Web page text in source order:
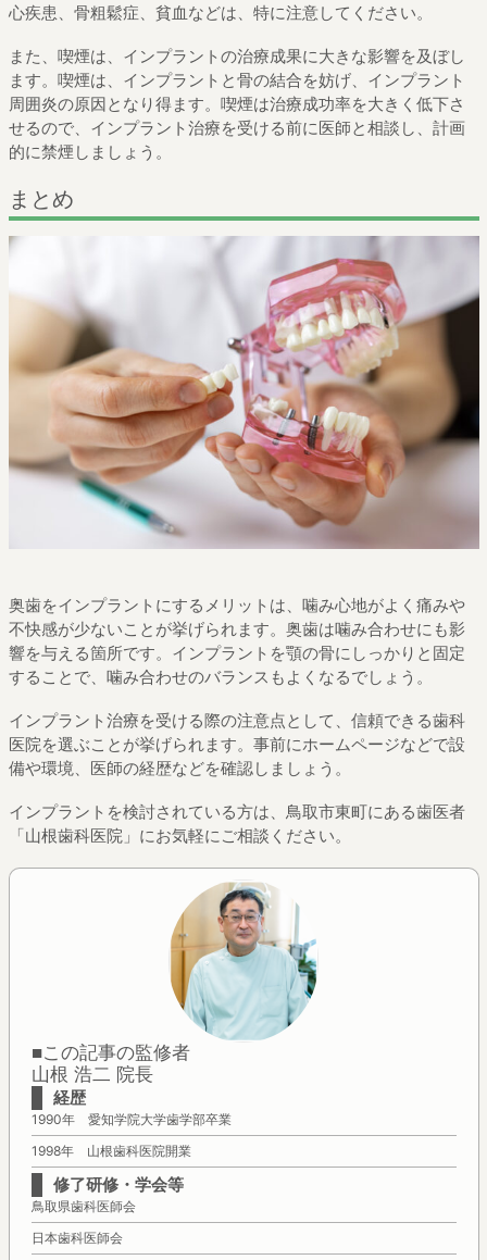
心疾患、骨粗鬆症、貧血などは、特に注意してください。
また、喫煙は、インプラントの治療成果に大きな影響を及ぼし
ます。喫煙は、インプラントと骨の結合を妨げ、インプラント
周囲炎の原因となり得ます。喫煙は治療成功率を大きく低下さ
せるので、インプラント治療を受ける前に医師と相談し、計画
的に禁煙しましょう。
まとめ
奥歯をインプラントにするメリットは、噛み心地がよく痛みや
不快感が少ないことが挙げられます。奥歯は噛み合わせにも影
響を与える箇所です。インプラントを顎の骨にしっかりと固定
することで、噛み合わせのバランスもよくなるでしょう。
インプラント治療を受ける際の注意点として、信頼できる歯科
医院を選ぶことが挙げられます。事前にホームページなどで設
備や環境、医師の経歴などを確認しましょう。
インプラントを検討されている方は、鳥取市東町にある歯医者
「山根歯科医院」にお気軽にご相談ください。
■この記事の監修者
山根 浩二 院長
経歴
1990年 愛知学院大学歯学部卒業
1998年 山根歯科医院開業
修了研修・学会等
鳥取県歯科医師会
日本歯科医師会